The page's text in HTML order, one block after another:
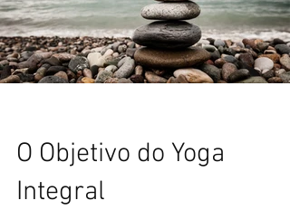
O Objetivo do Yoga
Integral